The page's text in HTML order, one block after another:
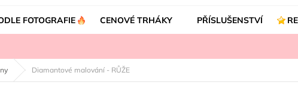
FOTOGRAFIE CENOVÉ TRHÁKY PŘÍSLUŠENSTVÍ
Diamantové malování - RŮŽE